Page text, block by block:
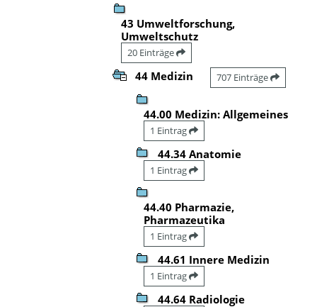
43 Umweltforschung,
Umweltschutz
20 Einträge
44 Medizin 707 Einträge
44.00 Medizin: Allgemeines
1 Eintrag
44.34 Anatomie
1 Eintrag
44.40 Pharmazie,
Pharmazeutika
1 Eintrag
44.61 Innere Medizin
1 Eintrag
44.64 Radiologie